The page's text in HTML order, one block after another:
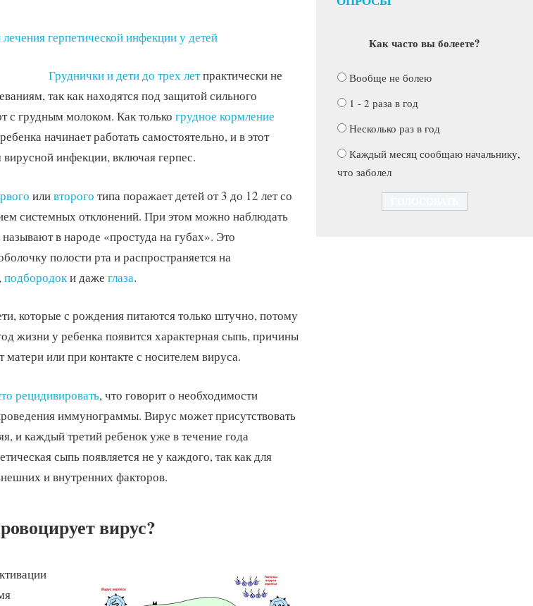
герпетической инфекции у детей
Груднички и дети до трех летпрактически не
так как находятся под защитой сильного
с грудным молоком. Как только грудное кормление
начинает работать самостоятельно, и в этот
инфекции, включая герпес.
иливторого типа поражает детей от 3 до 12 лет со
системных отклонений. При этом можно наблюдать
в народе «простуда на губах». Это
полости рта и распространяется на
подбородоки даже глаза.
которые с рождения питаются только штучно, потому
жизни у ребенка появится характерная сыпь, причины
или при контакте с носителем вируса.
рецидивировать, что говорит о необходимости
иммунограммы. Вирус может присутствовать
и каждый третий ребенок уже в течение года
сыпь появляется не у каждого, так как для
и внутренних факторов.
вирус?
Как часто вы болеете?
Вообще не болею
1 - 2 раза в год
Несколько раз в год
Каждый месяц сообщаю начальнику,
что заболел